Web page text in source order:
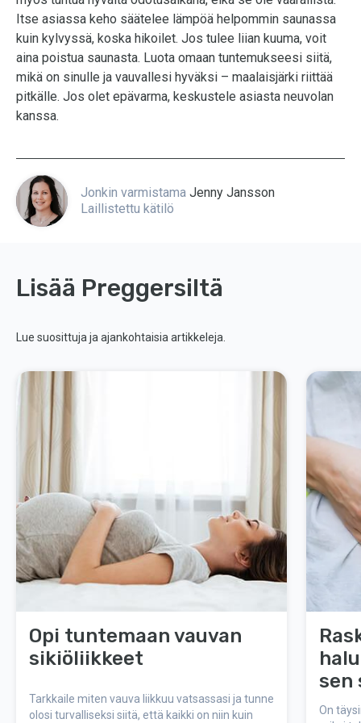
Itse asiassa keho säätelee lämpöä helpommin saunassa
kuin kylvyssä, koska hikoilet. Jos tulee liian kuuma, voit
aina poistua saunasta. Luota omaan tuntemukseesi siitä,
mikä on sinulle ja vauvallesi hyväksi – maalaisjärki riittää
pitkälle. Jos olet epävarma, keskustele asiasta neuvolan
kanssa.
Jonkin varmistama Jenny Jansson
Laillistettu kätilö
Lisää Preggersiltä
Lue suosittuja ja ajankohtaisia artikkeleja.
Opi tuntemaan vauvan
sikiöliikkeet
Tarkkaile miten vauva liikkuu vatsassasi ja tunne
olosi turvalliseksi siitä, että kaikki on niin kuin
sen
On